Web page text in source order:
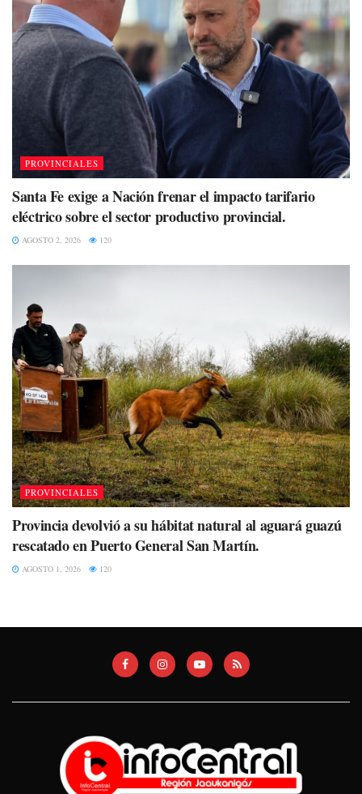
PROVINCIALES
Santa Fe exige a Nación frenar el impacto tarifario
eléctrico sobre el sector productivo provincial.
AGOSTO 2, 2026 120
PROVINCIALES
Provincia devolvió a su hábitat natural al aguará guazú
rescatado en Puerto General San Martín.
AGOSTO 1, 2026 120